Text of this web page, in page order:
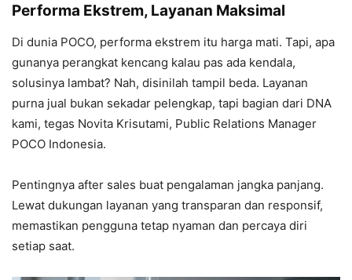
Performa Ekstrem, Layanan Maksimal
Di dunia POCO, performa ekstrem itu harga mati. Tapi, apa
gunanya perangkat kencang kalau pas ada kendala,
solusinya lambat? Nah, disinilah tampil beda. Layanan
purna jual bukan sekadar pelengkap, tapi bagian dari DNA
kami, tegas Novita Krisutami, Public Relations Manager
POCO Indonesia.
Pentingnya after sales buat pengalaman jangka panjang.
Lewat dukungan layanan yang transparan dan responsif,
memastikan pengguna tetap nyaman dan percaya diri
setiap saat.